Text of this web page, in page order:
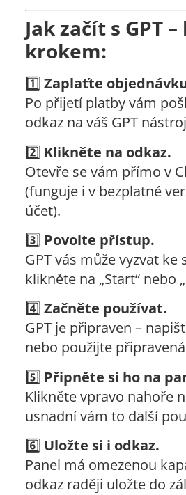
Jak začít s GPT
krokem:
1️⃣ Zaplaťte
Po přijetí platby vám
odkaz na váš GPT
2️⃣ Klikněte na odkaz.
Otevře se vám přímo v
(funguje i v bezplatné
účet).
3️⃣ Povolte přístup.
GPT vás může vyzvat ke
klikněte na „Start“ nebo
4️⃣ Začněte používat.
GPT je připraven –
nebo použijte
5️⃣ Připněte si ho na
Klikněte vpravo nahoře
usnadní vám to další
6️⃣ Uložte si i odkaz.
Panel má omezenou
odkaz raději uložte do